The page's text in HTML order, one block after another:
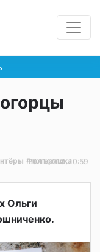
#потеряшка
20.11.2018, 10:59
Ольги